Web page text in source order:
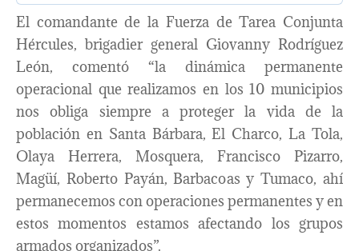
El comandante de la Fuerza de Tarea Conjunta
Hércules, brigadier general Giovanny Rodríguez
León, comentó “la dinámica permanente
operacional que realizamos en los 10 municipios
nos obliga siempre a proteger la vida de la
población en Santa Bárbara, El Charco, La Tola,
Olaya Herrera, Mosquera, Francisco Pizarro,
Magüí, Roberto Payán, Barbacoas y Tumaco, ahí
permanecemos con operaciones permanentes y en
estos momentos estamos afectando los grupos
armados organizados”.